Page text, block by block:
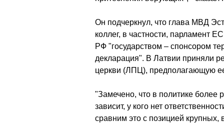
Он подчеркнул, что глава МВД
коллег, в частности, парламент
РФ "государством – спонсором
декларация". В Латвии приняли
церкви (ЛПЦ), предполагающую
"Замечено, что в политике более
зависит, у кого нет
сравним это с позицией